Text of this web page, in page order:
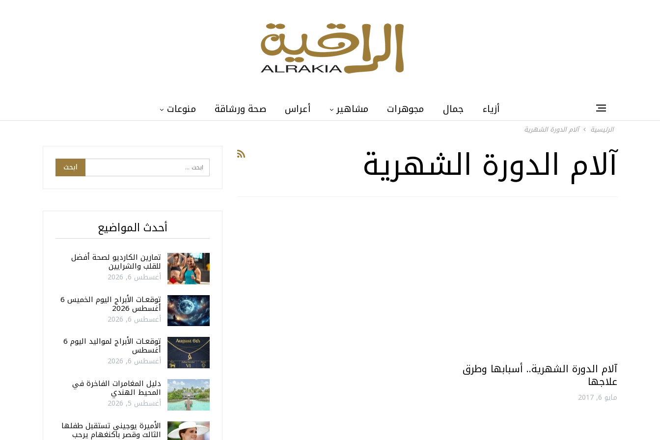
أزياء جمال مجوهرات مشاهير أعراس صحة ورشاقة منوعات
الرئيسية آلام الدورة الشهرية
آلام الدورة الشهرية
آلام الدورة الشهرية.. أسبابها وطرق
علاجها
مايو 6, 2017
أحدث المواضيع
تمارين الكارديو لصحة أفضل
للقلب والشرايين
أغسطس 6, 2026
توقعـات الأبراج اليوم الخميس 6
أغسطس 2026
أغسطس 6, 2026
توقعـات الأبراج لمواليد اليوم 6
أغسطس
أغسطس 6, 2026
دليل المغامرات الفاخرة في
المحيط الهندي
أغسطس 5, 2026
الأميرة يوجيني تستقبل طفلها
الثالث وقصر باكنغهام يرحب